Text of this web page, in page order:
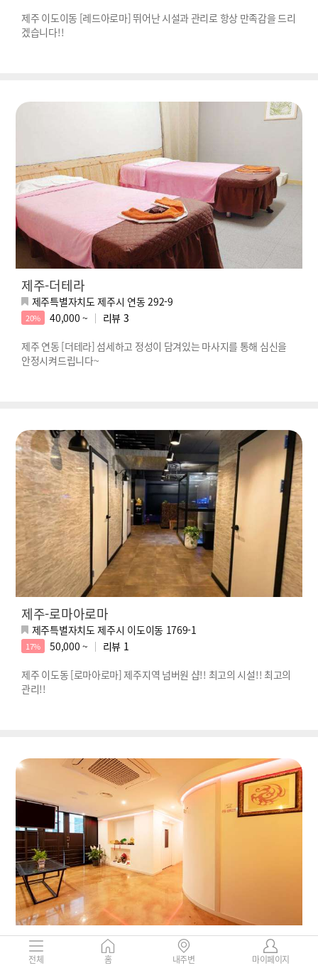
제주 이도이동 [레드아로마] 뛰어난 시설과 관리로 항상 만족감을 드리
겠습니다!!
제주-더테라
제주특별자치도 제주시 연동 292-9
20% 40,000 ~ 리뷰 3
제주 연동 [더테라] 섬세하고 정성이 담겨있는 마사지를 통해 심신을
안정시켜드립니다~
제주-로마아로마
제주특별자치도 제주시 이도이동 1769-1
17% 50,000 ~ 리뷰 1
제주 이도동 [로마아로마] 제주지역 넘버원 샵!! 최고의 시설!! 최고의
관리!!
제주-대명아로마
제주특별자치도 제주시 연동 284-19
전체 홈 내주변 마이페이지